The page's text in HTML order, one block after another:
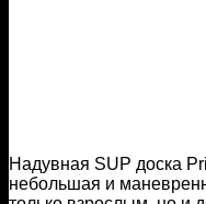
Надувная SUP доска
небольшая и